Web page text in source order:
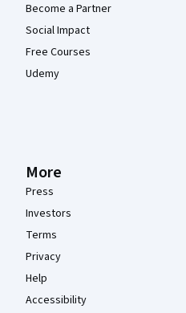
Become a Partner
Social Impact
Free Courses
Udemy
More
Press
Investors
Terms
Privacy
Help
Accessibility